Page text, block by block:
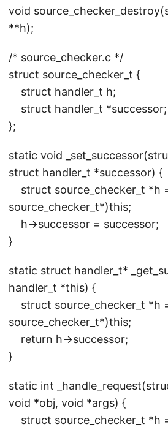
void
**h);
/* source_checker.c */
struct source_checker_t {
struct handler_t h;
struct handler_t *successor;
};
static void
struct handler_t *successor) {
struct source_checker_t *h
source_checker_t*)this;
h->successor = successor;
}
static struct handler_t*
handler_t *this) {
struct source_checker_t *h
source_checker_t*)this;
return h->successor;
}
static int
void *obj, void *args) {
struct source_checker_t *h